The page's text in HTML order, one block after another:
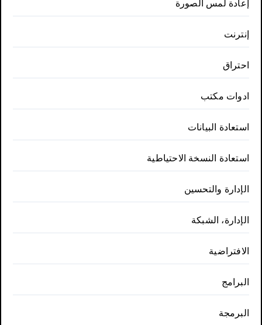
إعادة لمس الصورة
إنترنت
احتراق
ادوات مكتب
استعادة البيانات
استعادة النسخة الاحتياطية
الإدارة والتحسين
الإدارة، الشبكة
الافتراضية
البرامج
البرمجة